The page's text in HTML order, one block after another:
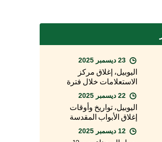
اليوبيل، إغلاق مركز
الاستعلامات خلال فترة
عيد الميلاد
اليوبيل، تواريخ وأوقات
إغلاق الأبواب المقدسة